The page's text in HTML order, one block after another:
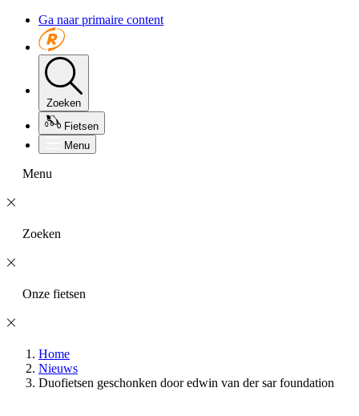
Ga naar primaire content
Zoeken
Fietsen
Menu
Menu
Zoeken
Onze fietsen
Home
Nieuws
Duofietsen geschonken door edwin van der sar foundation